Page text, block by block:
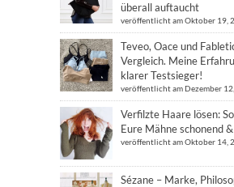
überall auftaucht
veröffentlicht am Oktober 19,
Teveo, Oace und
Vergleich. Meine
klarer Testsieger!
veröffentlicht am Dezember
Verfilzte Haare lösen:
Eure Mähne schonend
veröffentlicht am Oktober 14,
Sézane – Marke,